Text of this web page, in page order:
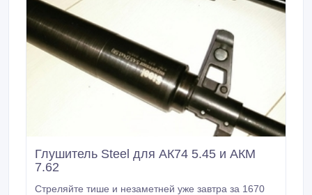
Глушитель Steel для АК74 5.45 и АКМ
7.62
Стреляйте тише и незаметней уже завтра за 1670